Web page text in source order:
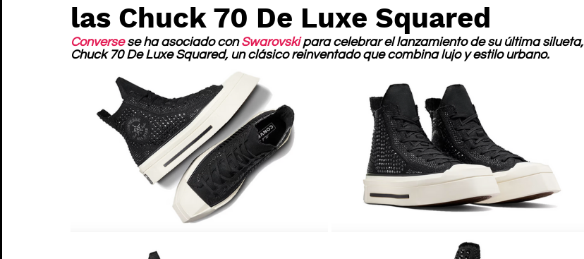
las Chuck 70 De Luxe Squared
Converse se ha asociado con Swarovski para celebrar el lanzamiento de su última silueta,
Chuck 70 De Luxe Squared, un clásico reinventado que combina lujo y estilo urbano.